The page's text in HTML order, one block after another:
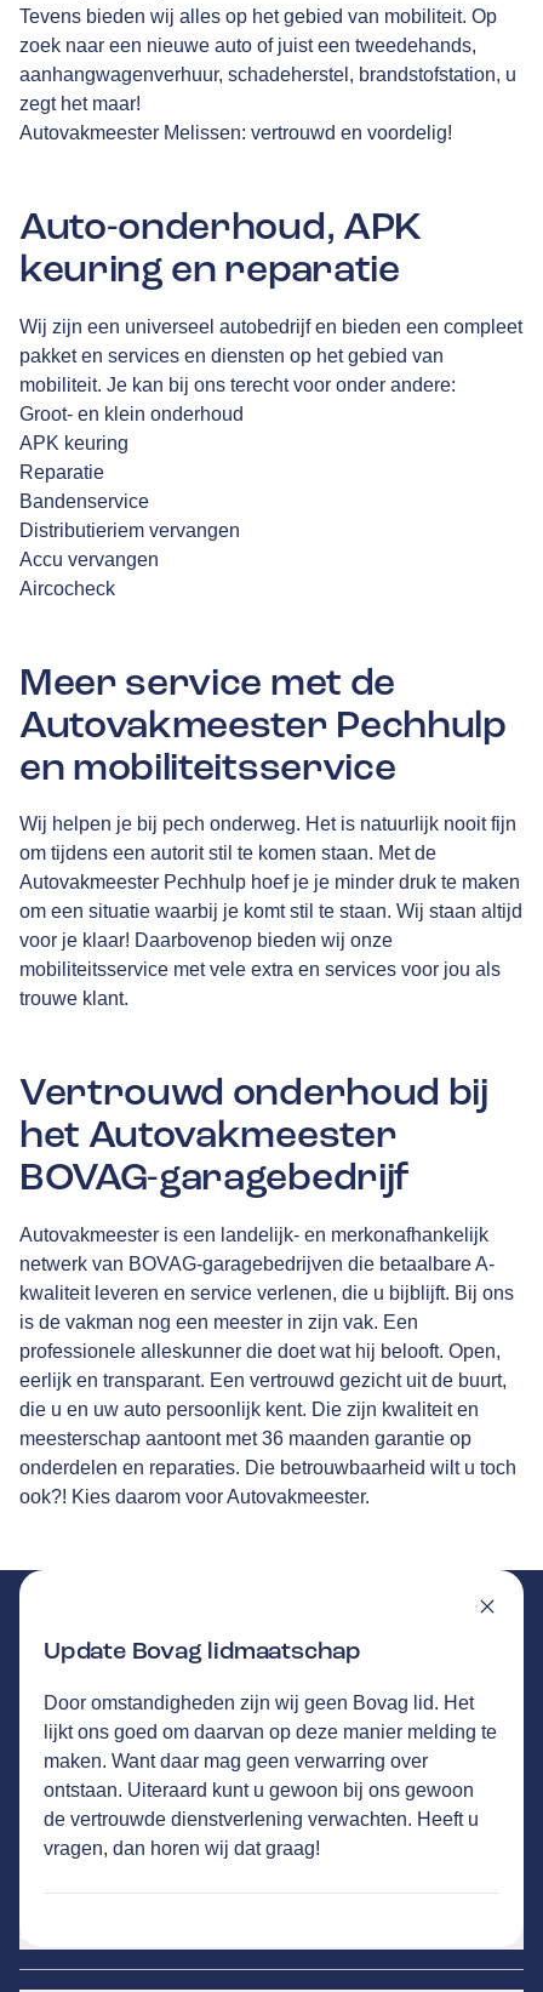
Tevens bieden wij alles op het gebied van mobiliteit. Op
zoek naar een nieuwe auto of juist een tweedehands,
aanhangwagenverhuur, schadeherstel, brandstofstation, u
zegt het maar!
Autovakmeester Melissen: vertrouwd en voordelig!
Auto-onderhoud, APK
keuring en reparatie
Wij zijn een universeel autobedrijf en bieden een compleet
pakket en services en diensten op het gebied van
mobiliteit. Je kan bij ons terecht voor onder andere:
Groot- en klein onderhoud
APK keuring
Reparatie
Bandenservice
Distributieriem vervangen
Accu vervangen
Aircocheck
Meer service met de
Autovakmeester Pechhulp
en mobiliteitsservice
Wij helpen je bij pech onderweg. Het is natuurlijk nooit fijn
om tijdens een autorit stil te komen staan. Met de
Autovakmeester Pechhulp hoef je je minder druk te maken
om een situatie waarbij je komt stil te staan. Wij staan altijd
voor je klaar! Daarbovenop bieden wij onze
mobiliteitsservice met vele extra en services voor jou als
trouwe klant.
Vertrouwd onderhoud bij
het Autovakmeester
BOVAG-garagebedrijf
Autovakmeester is een landelijk- en merkonafhankelijk
netwerk van BOVAG-garagebedrijven die betaalbare A-
kwaliteit leveren en service verlenen, die u bijblijft. Bij ons
is de vakman nog een meester in zijn vak. Een
professionele alleskunner die doet wat hij belooft. Open,
eerlijk en transparant. Een vertrouwd gezicht uit de buurt,
die u en uw auto persoonlijk kent. Die zijn kwaliteit en
meesterschap aantoont met36 maanden garantie op
onderdelen en reparaties. Die betrouwbaarheid wilt u toch
ook?! Kies daarom voor Autovakmeester.
Update Bovag lidmaatschap
Door omstandigheden zijn wij geen Bovag lid. Het
lijkt ons goed om daarvan op deze manier melding te
maken. Want daar mag geen verwarring over
ontstaan. Uiteraard kunt u gewoon bij ons gewoon
de vertrouwde dienstverlening verwachten. Heeft u
vragen, dan horen wij dat graag!
MELISSEN
GA NAAR DE HOMEPAGINA
Route
Rijksstraatweg 152 ,3956CT Leersum
klanten waarderen Autovakmeester
Melissen gemiddeld met een 9.0